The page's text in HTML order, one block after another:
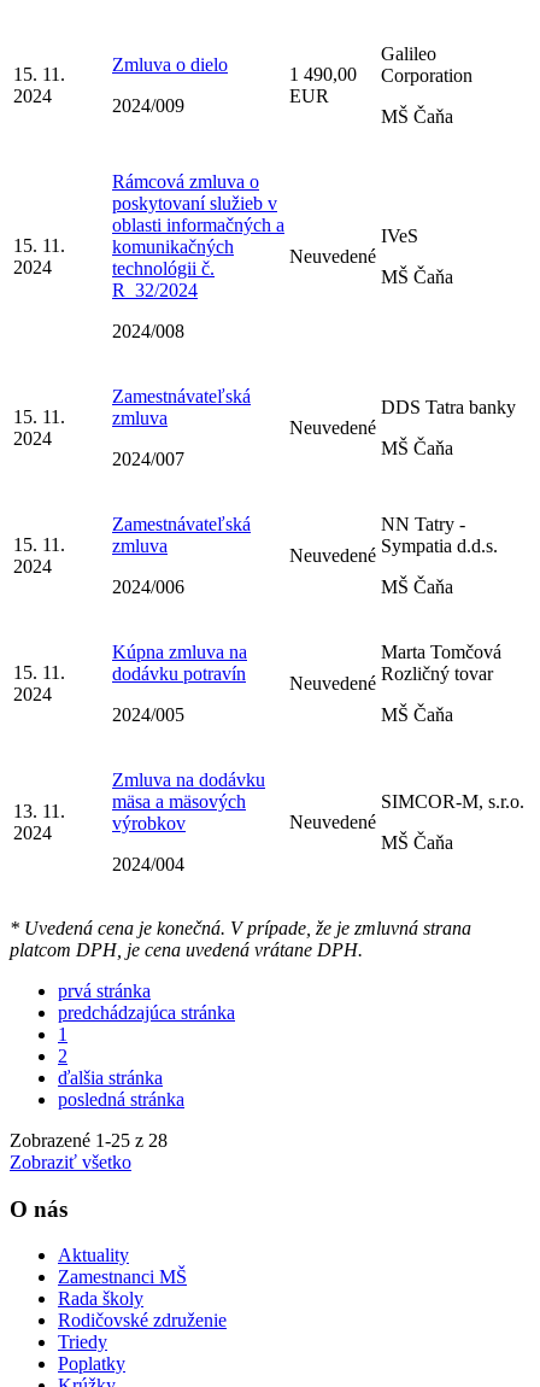
15. 11.
2024
Zmluva o dielo
2024/009
1 490,00
EUR
Galileo
Corporation
MŠ Čaňa
15. 11.
2024
Rámcová zmluva o
poskytovaní služieb v
oblasti informačných a
komunikačných
technológii č.
R_32/2024
2024/008
Neuvedené
IVeS
MŠ Čaňa
15. 11.
2024
Zamestnávateľská
zmluva
2024/007
Neuvedené
DDS Tatra banky
MŠ Čaňa
15. 11.
2024
Zamestnávateľská
zmluva
2024/006
Neuvedené
NN Tatry -
Sympatia d.d.s.
MŠ Čaňa
15. 11.
2024
Kúpna zmluva na
dodávku potravín
2024/005
Neuvedené
Marta Tomčová
Rozličný tovar
MŠ Čaňa
13. 11.
2024
Zmluva na dodávku
mäsa a mäsových
výrobkov
2024/004
Neuvedené
SIMCOR-M, s.r.o.
MŠ Čaňa
* Uvedená cena je konečná. V prípade, že je zmluvná strana
platcom DPH, je cena uvedená vrátane DPH.
prvá stránka
predchádzajúca stránka
1
2
ďalšia stránka
posledná stránka
Zobrazené 1-25 z 28
Zobraziť všetko
O nás
Aktuality
Zamestnanci MŠ
Rada školy
Rodičovské združenie
Triedy
Poplatky